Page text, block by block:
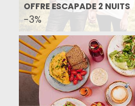
OFFRE ESCAPADE 2 NUITS
-3%